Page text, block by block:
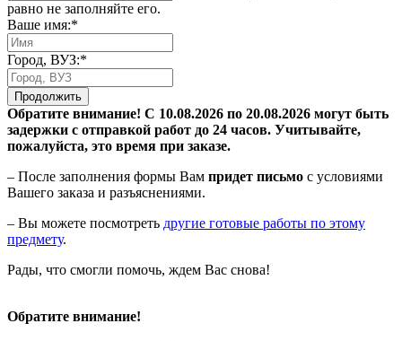
равно не заполняйте его.
Ваше имя:*
Город, ВУЗ:*
Продолжить
Обратите внимание! С 10.08.2026 по 20.08.2026 могут быть
задержки с отправкой работ до 24 часов. Учитывайте,
пожалуйста, это время при заказе.
– После заполнения формы Вам придет письмо с условиями
Вашего заказа и разъяснениями.
– Вы можете посмотреть другие готовые работы по этому
предмету.
Рады, что смогли помочь, ждем Вас снова!
Обратите внимание!